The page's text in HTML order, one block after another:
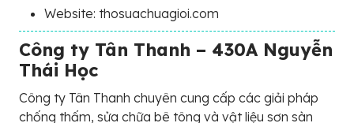
Website: thosuachuagioi.com
Công ty Tân Thanh – 430A Nguyễn
Thái Học
Công ty Tân Thanh chuyên cung cấp các giải pháp
chống thấm, sửa chữa bê tông và vật liệu sơn sàn